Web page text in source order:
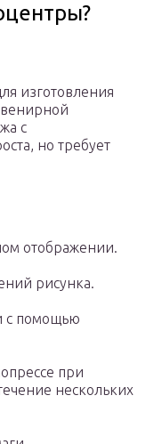
изготовления
с
но требует
отображении.
рисунка.
с помощью
при
нескольких